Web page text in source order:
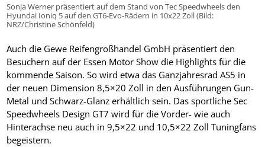
Sonja Werner präsentiert auf dem Stand von Tec Speedwheels den
Hyundai Ioniq 5 auf den GT6-Evo-Rädern in 10x22 Zoll (Bild:
NRZ/Christine Schönfeld)
Auch die Gewe Reifengroßhandel GmbH präsentiert den
Besuchern auf der Essen Motor Show die Highlights für die
kommende Saison. So wird etwa das Ganzjahresrad AS5 in
der neuen Dimension 8,5×20 Zoll in den Ausführungen Gun-
Metal und Schwarz-Glanz erhältlich sein. Das sportliche Sec
Speedwheels Design GT7 wird für die Vorder- wie auch
Hinterachse neu auch in 9,5×22 und 10,5×22 Zoll Tuningfans
begeistern.